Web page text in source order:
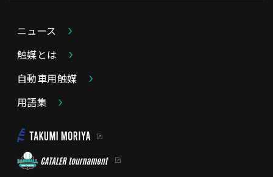
ニュース
触媒とは
自動車用触媒
用語集